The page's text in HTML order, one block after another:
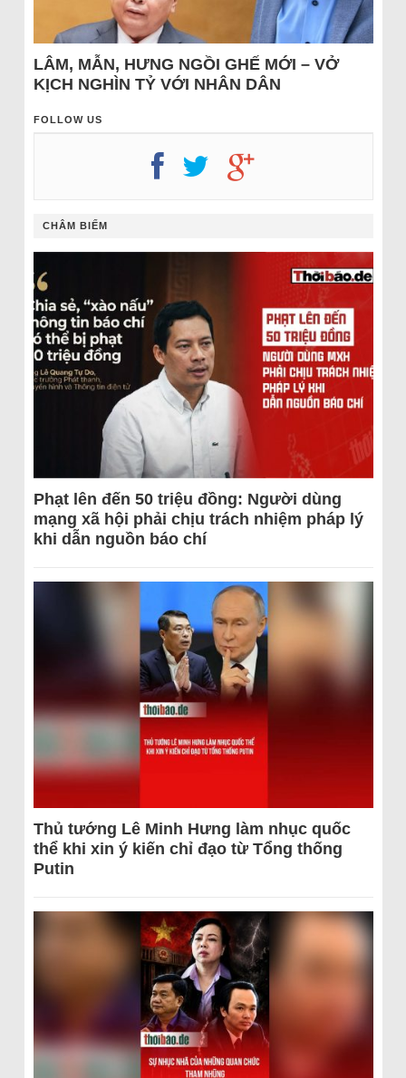
LÂM, MẪN, HƯNG NGỒI GHẾ MỚI – VỞ
KỊCH NGHÌN TỶ VỚI NHÂN DÂN
FOLLOW US
CHÂM BIẾM
Phạt lên đến 50 triệu đồng: Người dùng
mạng xã hội phải chịu trách nhiệm pháp lý
khi dẫn nguồn báo chí
Thủ tướng Lê Minh Hưng làm nhục quốc
thể khi xin ý kiến chỉ đạo từ Tổng thống
Putin